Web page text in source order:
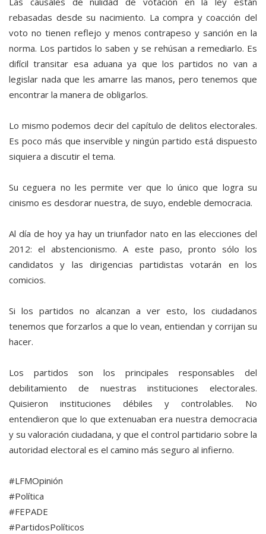
rebasadas desde su nacimiento. La compra y coacción del
voto no tienen reflejo y menos contrapeso y sanción en la
norma. Los partidos lo saben y se rehúsan a remediarlo. Es
difícil transitar esa aduana ya que los partidos no van a
legislar nada que les amarre las manos, pero tenemos que
encontrar la manera de obligarlos.
Lo mismo podemos decir del capítulo de delitos electorales.
Es poco más que inservible y ningún partido está dispuesto
siquiera a discutir el tema.
Su ceguera no les permite ver que lo único que logra su
cinismo es desdorar nuestra, de suyo, endeble democracia.
Al día de hoy ya hay un triunfador nato en las elecciones del
2012: el abstencionismo. A este paso, pronto sólo los
candidatos y las dirigencias partidistas votarán en los
comicios.
Si los partidos no alcanzan a ver esto, los ciudadanos
tenemos que forzarlos a que lo vean, entiendan y corrijan su
hacer.
Los partidos son los principales responsables del
debilitamiento de nuestras instituciones electorales.
Quisieron instituciones débiles y controlables. No
entendieron que lo que extenuaban era nuestra democracia
y su valoración ciudadana, y que el control partidario sobre la
autoridad electoral es el camino más seguro al infierno.
#LFMOpinión
#Política
#FEPADE
#PartidosPolíticos